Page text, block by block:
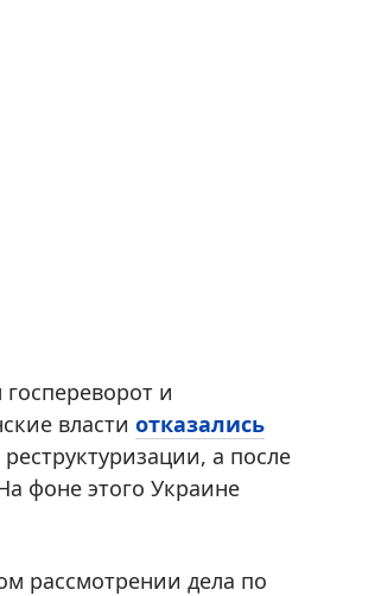
и
власти отказались
а после
фоне этого Украине
рассмотрении дела по